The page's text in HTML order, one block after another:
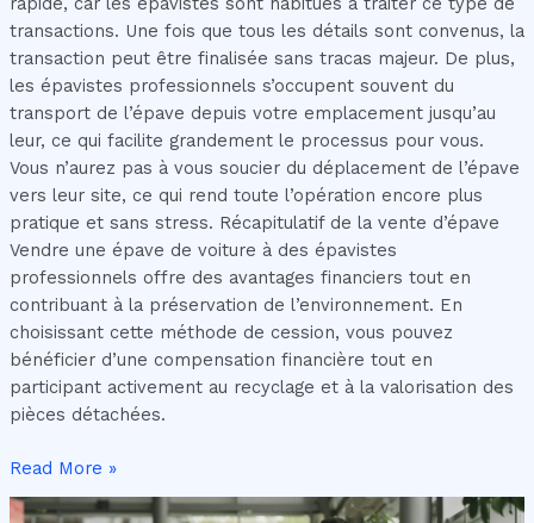
transactions. Une fois que tous les détails sont convenus, la
transaction peut être finalisée sans tracas majeur. De plus,
les épavistes professionnels s’occupent souvent du
transport de l’épave depuis votre emplacement jusqu’au
leur, ce qui facilite grandement le processus pour vous.
Vous n’aurez pas à vous soucier du déplacement de l’épave
vers leur site, ce qui rend toute l’opération encore plus
pratique et sans stress. Récapitulatif de la vente d’épave
Vendre une épave de voiture à des épavistes
professionnels offre des avantages financiers tout en
contribuant à la préservation de l’environnement. En
choisissant cette méthode de cession, vous pouvez
bénéficier d’une compensation financière tout en
participant activement au recyclage et à la valorisation des
pièces détachées.
Read More »
Maximisez